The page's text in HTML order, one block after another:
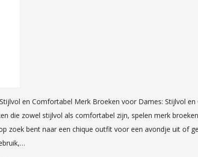
en Comfortabel Merk Broeken voor Dames: Stijlvol
die zowel stijlvol als comfortabel zijn, spelen merk
zoek bent naar een chique outfit voor een avondje uit of